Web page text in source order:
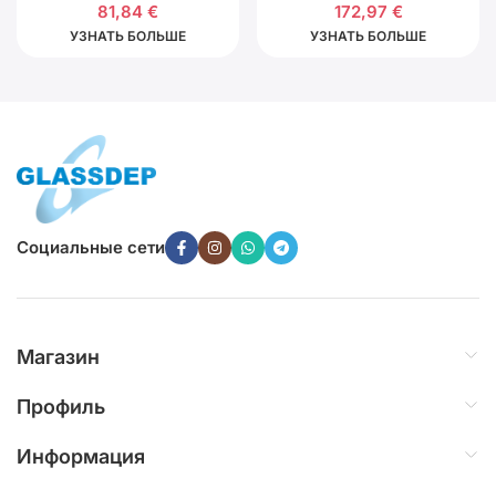
81,84 €
УЗНАТЬ БОЛЬШЕ
172,97 €
УЗНАТЬ БОЛЬШЕ
Социальные сети
Магазин
Профиль
Информация